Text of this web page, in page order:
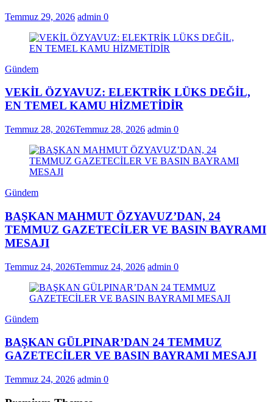
Temmuz 29, 2026 admin 0
Gündem
VEKİL ÖZYAVUZ: ELEKTRİK LÜKS DEĞİL,
EN TEMEL KAMU HİZMETİDİR
Temmuz 28, 2026Temmuz 28, 2026 admin 0
Gündem
BAŞKAN MAHMUT ÖZYAVUZ’DAN, 24
TEMMUZ GAZETECİLER VE BASIN BAYRAMI
MESAJI
Temmuz 24, 2026Temmuz 24, 2026 admin 0
Gündem
BAŞKAN GÜLPINAR’DAN 24 TEMMUZ
GAZETECİLER VE BASIN BAYRAMI MESAJI
Temmuz 24, 2026 admin 0